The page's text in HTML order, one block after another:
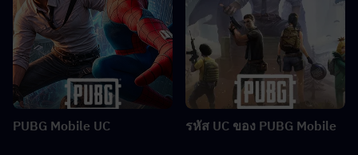
PUBG Mobile UC รหัส UC ของ PUBG Mobile